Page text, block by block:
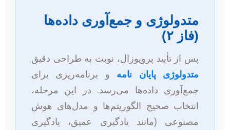
متدولوژی و جمع‌آوری داده‌ها
(فاز ۲)
پس از تأیید پروپوزال، نوبت به طراحی دقیق
متدولوژی پایان نامه و برنامه‌ریزی برای
جمع‌آوری داده‌ها می‌رسد. در این مرحله،
انتخاب صحیح الگوریتم‌ها و مدل‌های هوش
مصنوعی (مانند یادگیری عمیق، یادگیری